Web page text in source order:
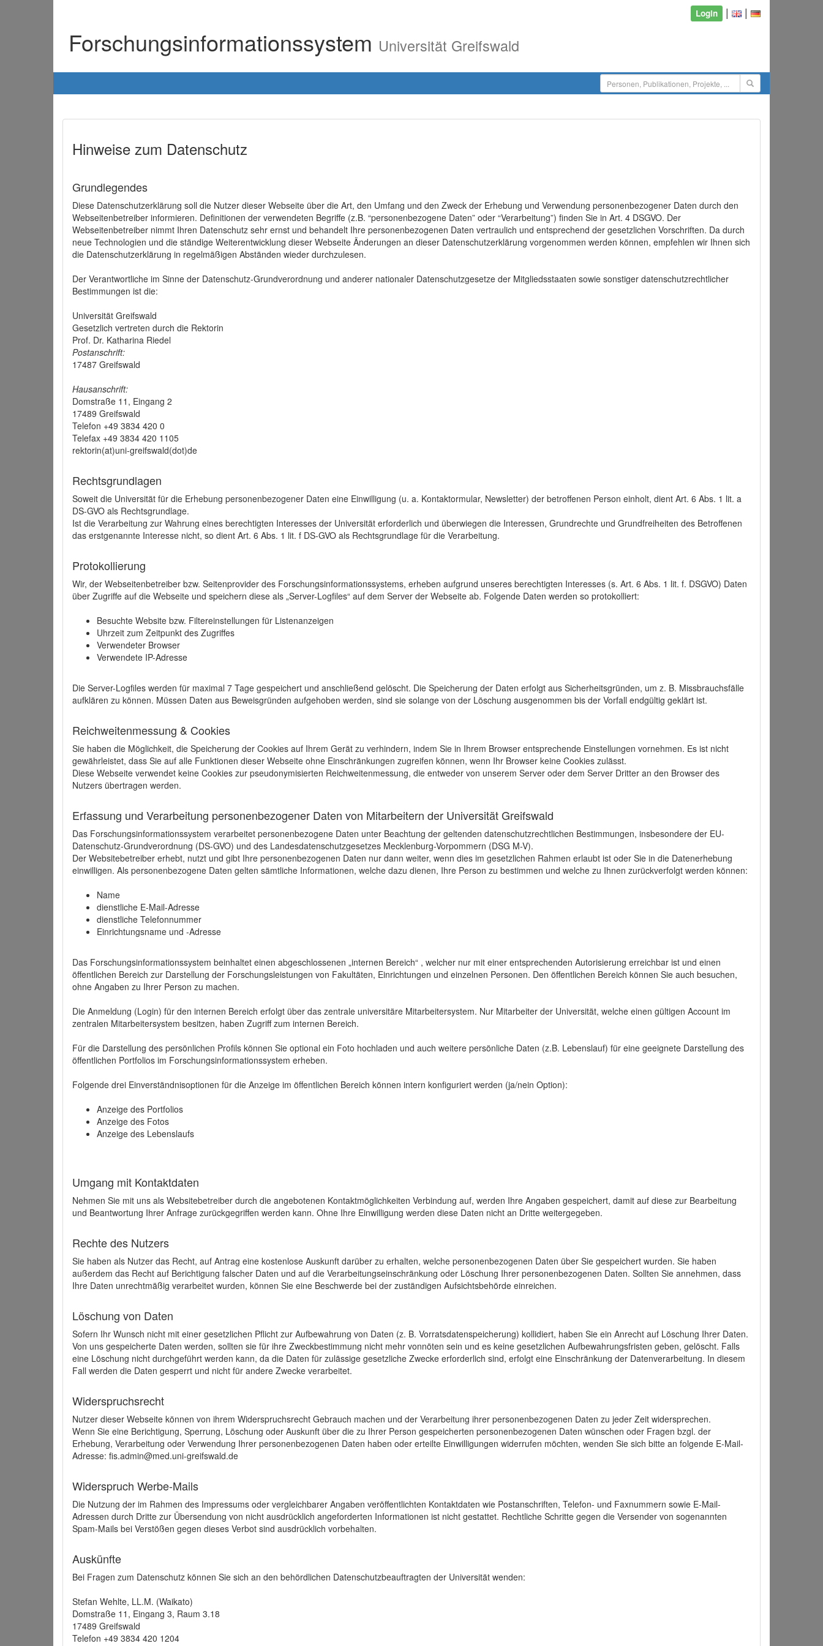
Login | |
Forschungsinformationssystem Universität Greifswald
Hinweise zum Datenschutz
Grundlegendes
Diese Datenschutzerklärung soll die Nutzer dieser Webseite über die Art, den Umfang und den Zweck der Erhebung und Verwendung personenbezogener Daten durch den
Webseitenbetreiber informieren. Definitionen der verwendeten Begriffe (z.B. “personenbezogene Daten” oder “Verarbeitung”) finden Sie in Art. 4 DSGVO. Der
Webseitenbetreiber nimmt Ihren Datenschutz sehr ernst und behandelt Ihre personenbezogenen Daten vertraulich und entsprechend der gesetzlichen Vorschriften. Da durch
neue Technologien und die ständige Weiterentwicklung dieser Webseite Änderungen an dieser Datenschutzerklärung vorgenommen werden können, empfehlen wir Ihnen sich
die Datenschutzerklärung in regelmäßigen Abständen wieder durchzulesen.
Der Verantwortliche im Sinne der Datenschutz-Grundverordnung und anderer nationaler Datenschutzgesetze der Mitgliedsstaaten sowie sonstiger datenschutzrechtlicher
Bestimmungen ist die:
Universität Greifswald
Gesetzlich vertreten durch die Rektorin
Prof. Dr. Katharina Riedel
Postanschrift:
17487 Greifswald
Hausanschrift:
Domstraße 11, Eingang 2
17489 Greifswald
Telefon +49 3834 420 0
Telefax +49 3834 420 1105
rektorin(at)uni-greifswald(dot)de
Rechtsgrundlagen
Soweit die Universität für die Erhebung personenbezogener Daten eine Einwilligung (u. a. Kontaktormular, Newsletter) der betroffenen Person einholt, dient Art. 6 Abs. 1 lit. a
DS-GVO als Rechtsgrundlage.
Ist die Verarbeitung zur Wahrung eines berechtigten Interesses der Universität erforderlich und überwiegen die Interessen, Grundrechte und Grundfreiheiten des Betroffenen
das erstgenannte Interesse nicht, so dient Art. 6 Abs. 1 lit. f DS-GVO als Rechtsgrundlage für die Verarbeitung.
Protokollierung
Wir, der Webseitenbetreiber bzw. Seitenprovider des Forschungsinformationssystems, erheben aufgrund unseres berechtigten Interesses (s. Art. 6 Abs. 1 lit. f. DSGVO) Daten
über Zugriffe auf die Webseite und speichern diese als „Server-Logfiles“ auf dem Server der Webseite ab. Folgende Daten werden so protokolliert:
Besuchte Website bzw. Filtereinstellungen für Listenanzeigen
Uhrzeit zum Zeitpunkt des Zugriffes
Verwendeter Browser
Verwendete IP-Adresse
Die Server-Logfiles werden für maximal 7 Tage gespeichert und anschließend gelöscht. Die Speicherung der Daten erfolgt aus Sicherheitsgründen, um z. B. Missbrauchsfälle
aufklären zu können. Müssen Daten aus Beweisgründen aufgehoben werden, sind sie solange von der Löschung ausgenommen bis der Vorfall endgültig geklärt ist.
Reichweitenmessung & Cookies
Sie haben die Möglichkeit, die Speicherung der Cookies auf Ihrem Gerät zu verhindern, indem Sie in Ihrem Browser entsprechende Einstellungen vornehmen. Es ist nicht
gewährleistet, dass Sie auf alle Funktionen dieser Webseite ohne Einschränkungen zugreifen können, wenn Ihr Browser keine Cookies zulässt.
Diese Webseite verwendet keine Cookies zur pseudonymisierten Reichweitenmessung, die entweder von unserem Server oder dem Server Dritter an den Browser des
Nutzers übertragen werden.
Erfassung und Verarbeitung personenbezogener Daten von Mitarbeitern der Universität Greifswald
Das Forschungsinformationssystem verarbeitet personenbezogene Daten unter Beachtung der geltenden datenschutzrechtlichen Bestimmungen, insbesondere der EU-
Datenschutz-Grundverordnung (DS-GVO) und des Landesdatenschutzgesetzes Mecklenburg-Vorpommern (DSG M-V).
Der Websitebetreiber erhebt, nutzt und gibt Ihre personenbezogenen Daten nur dann weiter, wenn dies im gesetzlichen Rahmen erlaubt ist oder Sie in die Datenerhebung
einwilligen. Als personenbezogene Daten gelten sämtliche Informationen, welche dazu dienen, Ihre Person zu bestimmen und welche zu Ihnen zurückverfolgt werden können:
Name
dienstliche E-Mail-Adresse
dienstliche Telefonnummer
Einrichtungsname und -Adresse
Das Forschungsinformationssystem beinhaltet einen abgeschlossenen „internen Bereich“ , welcher nur mit einer entsprechenden Autorisierung erreichbar ist und einen
öffentlichen Bereich zur Darstellung der Forschungsleistungen von Fakultäten, Einrichtungen und einzelnen Personen. Den öffentlichen Bereich können Sie auch besuchen,
ohne Angaben zu Ihrer Person zu machen.
Die Anmeldung (Login) für den internen Bereich erfolgt über das zentrale universitäre Mitarbeitersystem. Nur Mitarbeiter der Universität, welche einen gültigen Account im
zentralen Mitarbeitersystem besitzen, haben Zugriff zum internen Bereich.
Für die Darstellung des persönlichen Profils können Sie optional ein Foto hochladen und auch weitere persönliche Daten (z.B. Lebenslauf) für eine geeignete Darstellung des
öffentlichen Portfolios im Forschungsinformationssystem erheben.
Folgende drei Einverständnisoptionen für die Anzeige im öffentlichen Bereich können intern konfiguriert werden (ja/nein Option):
Anzeige des Portfolios
Anzeige des Fotos
Anzeige des Lebenslaufs
Umgang mit Kontaktdaten
Nehmen Sie mit uns als Websitebetreiber durch die angebotenen Kontaktmöglichkeiten Verbindung auf, werden Ihre Angaben gespeichert, damit auf diese zur Bearbeitung
und Beantwortung Ihrer Anfrage zurückgegriffen werden kann. Ohne Ihre Einwilligung werden diese Daten nicht an Dritte weitergegeben.
Rechte des Nutzers
Sie haben als Nutzer das Recht, auf Antrag eine kostenlose Auskunft darüber zu erhalten, welche personenbezogenen Daten über Sie gespeichert wurden. Sie haben
außerdem das Recht auf Berichtigung falscher Daten und auf die Verarbeitungseinschränkung oder Löschung Ihrer personenbezogenen Daten. Sollten Sie annehmen, dass
Ihre Daten unrechtmäßig verarbeitet wurden, können Sie eine Beschwerde bei der zuständigen Aufsichtsbehörde einreichen.
Löschung von Daten
Sofern Ihr Wunsch nicht mit einer gesetzlichen Pflicht zur Aufbewahrung von Daten (z. B. Vorratsdatenspeicherung) kollidiert, haben Sie ein Anrecht auf Löschung Ihrer Daten.
Von uns gespeicherte Daten werden, sollten sie für ihre Zweckbestimmung nicht mehr vonnöten sein und es keine gesetzlichen Aufbewahrungsfristen geben, gelöscht. Falls
eine Löschung nicht durchgeführt werden kann, da die Daten für zulässige gesetzliche Zwecke erforderlich sind, erfolgt eine Einschränkung der Datenverarbeitung. In diesem
Fall werden die Daten gesperrt und nicht für andere Zwecke verarbeitet.
Widerspruchsrecht
Nutzer dieser Webseite können von ihrem Widerspruchsrecht Gebrauch machen und der Verarbeitung ihrer personenbezogenen Daten zu jeder Zeit widersprechen.
Wenn Sie eine Berichtigung, Sperrung, Löschung oder Auskunft über die zu Ihrer Person gespeicherten personenbezogenen Daten wünschen oder Fragen bzgl. der
Erhebung, Verarbeitung oder Verwendung Ihrer personenbezogenen Daten haben oder erteilte Einwilligungen widerrufen möchten, wenden Sie sich bitte an folgende E-Mail-
Adresse: fis.admin@med.uni-greifswald.de
Widerspruch Werbe-Mails
Die Nutzung der im Rahmen des Impressums oder vergleichbarer Angaben veröffentlichten Kontaktdaten wie Postanschriften, Telefon- und Faxnummern sowie E-Mail-
Adressen durch Dritte zur Übersendung von nicht ausdrücklich angeforderten Informationen ist nicht gestattet. Rechtliche Schritte gegen die Versender von sogenannten
Spam-Mails bei Verstößen gegen dieses Verbot sind ausdrücklich vorbehalten.
Auskünfte
Bei Fragen zum Datenschutz können Sie sich an den behördlichen Datenschutzbeauftragten der Universität wenden:
Stefan Wehlte, LL.M. (Waikato)
Domstraße 11, Eingang 3, Raum 3.18
17489 Greifswald
Telefon +49 3834 420 1204